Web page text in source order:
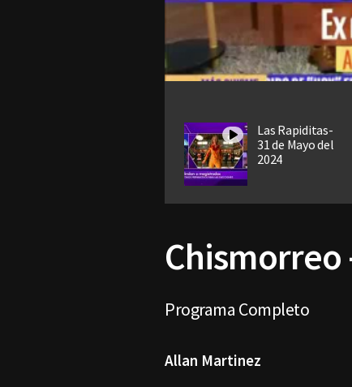
Las Rapiditas-
31 de Mayo del
2024
Chismorreo
Programa Completo
Allan Martinez